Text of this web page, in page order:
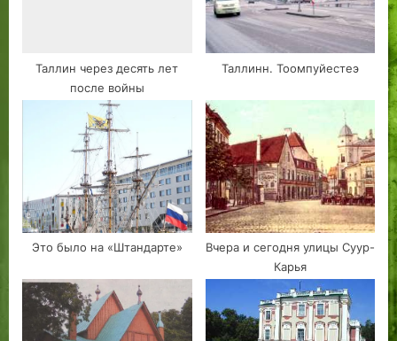
Таллин через десять лет
после войны
Таллинн. Тоомпуйестеэ
Это было на «Штандарте»
Вчера и сегодня улицы Суур-
Карья